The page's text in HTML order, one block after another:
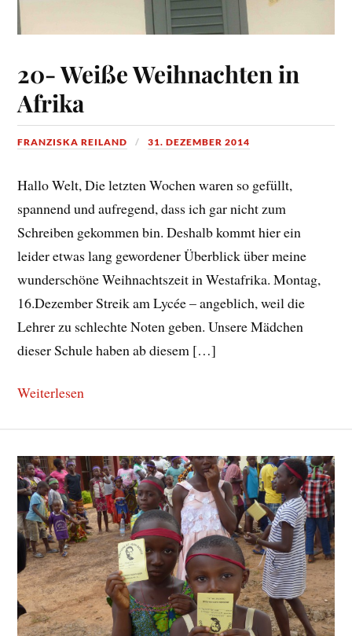
20- Weiße Weihnachten in
Afrika
FRANZISKA REILAND 31. DEZEMBER 2014
Hallo Welt, Die letzten Wochen waren so gefüllt,
spannend und aufregend, dass ich gar nicht zum
Schreiben gekommen bin. Deshalb kommt hier ein
leider etwas lang gewordener Überblick über meine
wunderschöne Weihnachtszeit in Westafrika. Montag,
16.Dezember Streik am Lycée – angeblich, weil die
Lehrer zu schlechte Noten geben. Unsere Mädchen
dieser Schule haben ab diesem […]
Weiterlesen